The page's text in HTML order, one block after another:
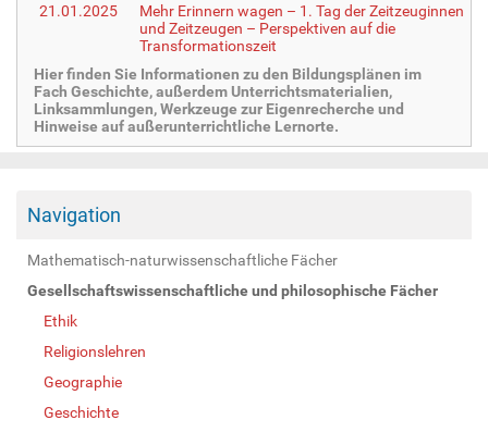
21.01.2025
Mehr Erinnern wagen – 1. Tag der Zeitzeuginnen
und Zeitzeugen – Perspektiven auf die
Transformationszeit
Hier finden Sie Informationen zu den Bildungsplänen im
Fach Geschichte, außerdem Unterrichtsmaterialien,
Linksammlungen, Werkzeuge zur Eigenrecherche und
Hinweise auf außerunterrichtliche Lernorte.
Navigation
Mathematisch-naturwissenschaftliche Fächer
Gesellschaftswissenschaftliche und philosophische Fächer
Ethik
Religionslehren
Geographie
Geschichte